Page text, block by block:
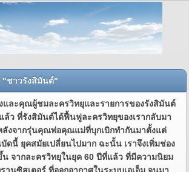
"ชาวรังสิมันต์"
ละคุณผู้ชมละครวิทยุและรายการของรังสิมันต์
ล้ว ที่รังสิมันต์ได้ฟื้นฟูละครวิทยุของเรากลับมา
ลังจากรุ่นคุณพ่อคุณแม่ที่บุกเบิกทำกันมาตั้งแต่
ดนี้ ยุคสมัยเปลี่ยนไปมาก ฉะนั้น เราจึงเพิ่มช่อง
จากละครวิทยุในยุค 60 ปีที่แล้ว ที่มีความนิยม
านซิสเตอร์ ที่ออกอากาศในระบบเอเอ็ม จนมา